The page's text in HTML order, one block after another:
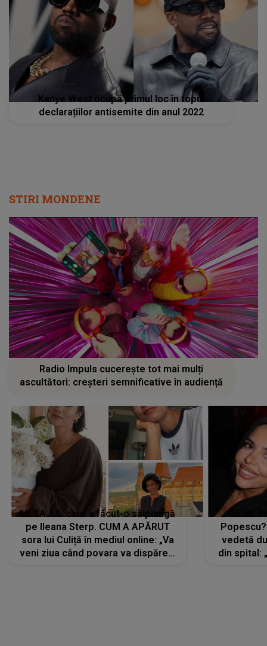
Kanye West ocupă primul loc în topul
declarațiilor antisemite din anul 2022
STIRI MONDENE
Radio Impuls cucerește tot mai mulți
ascultători: creșteri semnificative în audiență
MESAJUL care a făcut-o să plângă
pe Ileana Sterp. CUM A APĂRUT
sora lui Culiță în mediul online: „Va
veni ziua când povara va dispărea,
vedetă
din spital: